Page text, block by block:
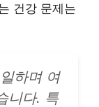
건강 문제는
하며 여
니다. 특